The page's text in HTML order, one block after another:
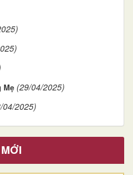
Mẹ (29/04/2025)
04/2025)